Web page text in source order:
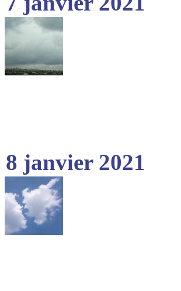
8 janvier 2021